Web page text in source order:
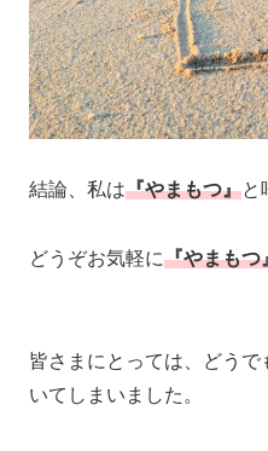
結論、私は『やまもつ』と
どうぞお気軽に『やまもつ
皆さまにとっては、どう
いてしまいました。